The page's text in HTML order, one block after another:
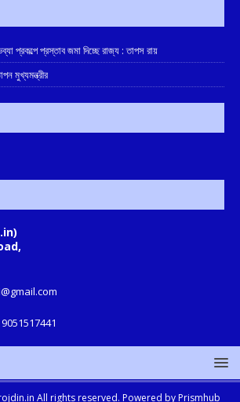
প্রকল্পে প্রস্তাব জমা দিচ্ছে রাজ্য : তাপস রায়
মুখ্যমন্ত্রীর
All rights reserved. Powered by Prismhub